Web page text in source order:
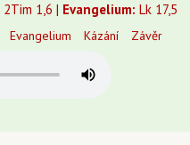
2Tim 1,6 | Evangelium: Lk 17,5
Evangelium Kázání Závěr